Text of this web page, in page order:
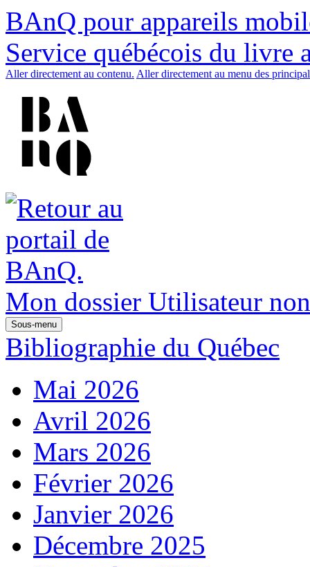
BAnQ pour appareils
Service québécois du livre
Aller directement au contenu. Aller directement au menu des
Mon dossier Utilisateur
Sous-menu
Bibliographie du Québec
Mai 2026
Avril 2026
Mars 2026
Février 2026
Janvier 2026
Décembre 2025